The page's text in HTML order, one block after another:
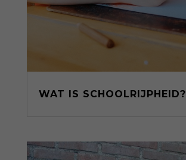
WAT IS SCHOOLRIJPHEID?